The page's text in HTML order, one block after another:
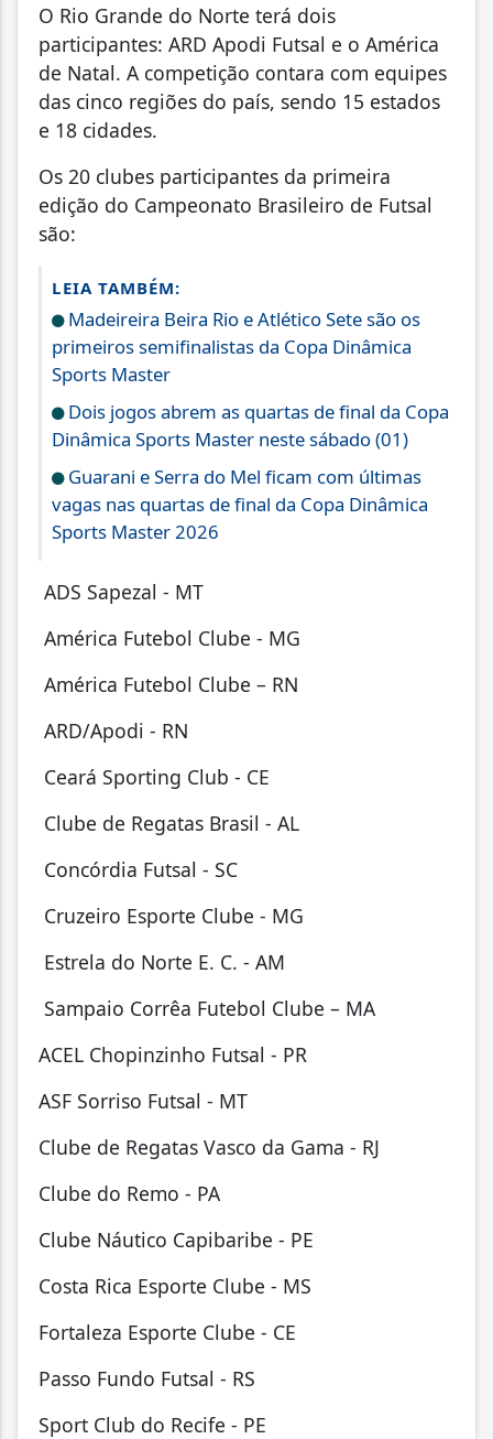
O Rio Grande do Norte terá dois
participantes: ARD Apodi Futsal e o América
de Natal. A competição contara com equipes
das cinco regiões do país, sendo 15 estados
e 18 cidades.
Os 20 clubes participantes da primeira
edição do Campeonato Brasileiro de Futsal
são:
LEIA TAMBÉM:
Madeireira Beira Rio e Atlético Sete são os
primeiros semifinalistas da Copa Dinâmica
Sports Master
Dois jogos abrem as quartas de final da Copa
Dinâmica Sports Master neste sábado (01)
Guarani e Serra do Mel ficam com últimas
vagas nas quartas de final da Copa Dinâmica
Sports Master 2026
⁠ ⁠ADS Sapezal - MT
⁠ ⁠América Futebol Clube - MG
⁠ ⁠América Futebol Clube – RN
⁠ ⁠ARD/Apodi - RN
⁠ ⁠Ceará Sporting Club - CE
⁠ ⁠Clube de Regatas Brasil - AL
⁠Concórdia Futsal - SC
⁠ ⁠Cruzeiro Esporte Clube - MG
⁠Estrela do Norte E. C. - AM
⁠Sampaio Corrêa Futebol Clube – MA
ACEL Chopinzinho Futsal - PR
⁠ASF Sorriso Futsal - MT
Clube de Regatas Vasco da Gama - RJ
Clube do Remo - PA
⁠Clube Náutico Capibaribe - PE
Costa Rica Esporte Clube - MS
Fortaleza Esporte Clube - CE
Passo Fundo Futsal - RS
⁠Sport Club do Recife - PE